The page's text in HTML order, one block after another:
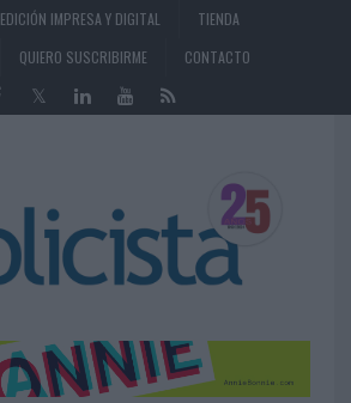
EDICIÓN IMPRESA Y DIGITAL
TIENDA
QUIERO SUSCRIBIRME CONTACTO